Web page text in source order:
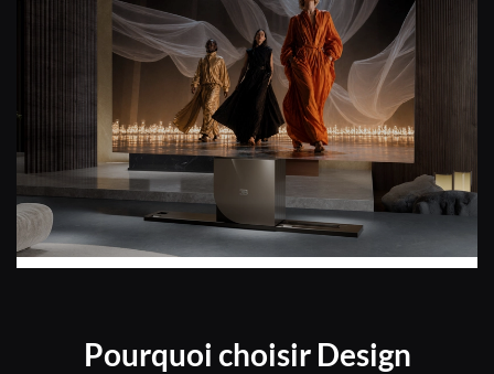
CÂBLES &
ACCESSOIRES
LES BONNES
AFFAIRES
Pourquoi choisir Design